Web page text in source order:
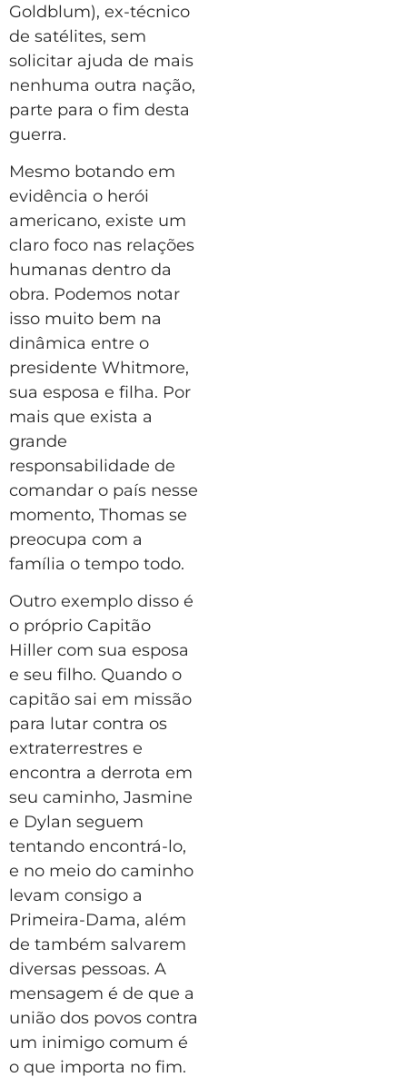
Goldblum), ex-técnico
de satélites, sem
solicitar ajuda de mais
nenhuma outra nação,
parte para o fim desta
guerra.
Mesmo botando em
evidência o herói
americano, existe um
claro foco nas relações
humanas dentro da
obra. Podemos notar
isso muito bem na
dinâmica entre o
presidente Whitmore,
sua esposa e filha. Por
mais que exista a
grande
responsabilidade de
comandar o país nesse
momento, Thomas se
preocupa com a
família o tempo todo.
Outro exemplo disso é
o próprio Capitão
Hiller com sua esposa
e seu filho. Quando o
capitão sai em missão
para lutar contra os
extraterrestres e
encontra a derrota em
seu caminho, Jasmine
e Dylan seguem
tentando encontrá-lo,
e no meio do caminho
levam consigo a
Primeira-Dama, além
de também salvarem
diversas pessoas. A
mensagem é de que a
união dos povos contra
um inimigo comum é
o que importa no fim.